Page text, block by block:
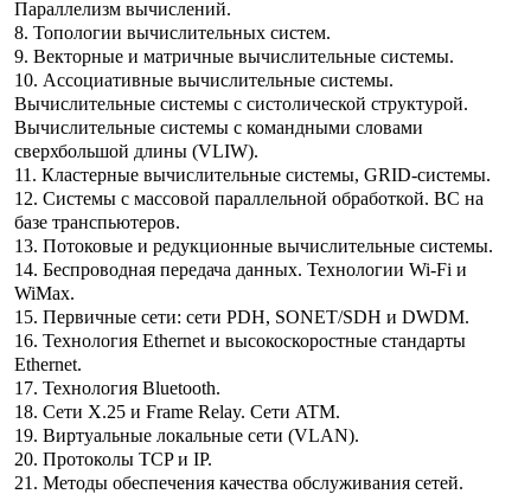
Параллелизм вычислений.
8. Топологии вычислительных систем.
9. Векторные и матричные вычислительные системы.
10. Ассоциативные вычислительные системы.
Вычислительные системы с систолической структурой.
Вычислительные системы с командными словами
сверхбольшой длины (VLIW).
11. Кластерные вычислительные системы, GRID-системы.
12. Системы с массовой параллельной обработкой. ВС на
базе транспьютеров.
13. Потоковые и редукционные вычислительные системы.
14. Беспроводная передача данных. Технологии Wi-Fi и
WiMax.
15. Первичные сети: сети PDH, SONET/SDH и DWDM.
16. Технология Ethernet и высокоскоростные стандарты
Ethernet.
17. Технология Bluetooth.
18. Сети X.25 и Frame Relay. Сети ATM.
19. Виртуальные локальные сети (VLAN).
20. Протоколы TCP и IP.
21. Методы обеспечения качества обслуживания сетей.